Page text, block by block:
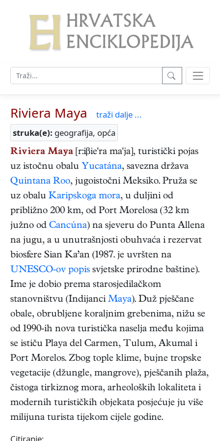
Riviera Maya
traži dalje ...
struka(e): geografija, opća
Riviera Maya [r:iβie'ra ma'ja], turistički pojas
uz istočnu obalu Yucatána, savezna država
Quintana Roo, jugoistočni Meksiko. Pruža se
uz obalu Karipskoga mora, u duljini od
približno 200 km, od Port Morelosa (32 km
južno od Cancúna) na sjeveru do Punta Allena
na jugu, a u unutrašnjosti obuhvaća i rezervat
biosfere Sian Ka’an (1987. je uvršten na
UNESCO-ov popis svjetske prirodne baštine).
Ime je dobio prema starosjedilačkom
stanovništvu (Indijanci Maya). Duž pješčane
obale, obrubljene koraljnim grebenima, nižu se
od 1990-ih nova turistička naselja među kojima
se ističu Playa del Carmen, Tulum, Akumal i
Port Morelos. Zbog tople klime, bujne tropske
vegetacije (džungle, mangrove), pješčanih plaža,
čistoga tirkiznog mora, arheoloških lokaliteta i
modernih turističkih objekata posjećuje ju više
milijuna turista tijekom cijele godine.